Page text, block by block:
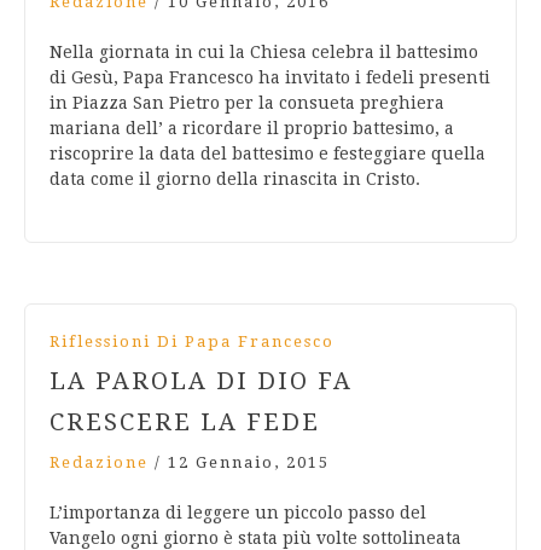
Nella giornata in cui la Chiesa celebra il battesimo
di Gesù, Papa Francesco ha invitato i fedeli presenti
in Piazza San Pietro per la consueta preghiera
mariana dell’ a ricordare il proprio battesimo, a
riscoprire la data del battesimo e festeggiare quella
data come il giorno della rinascita in Cristo.
Riflessioni Di Papa Francesco
LA PAROLA DI DIO FA
CRESCERE LA FEDE
Redazione / 12 Gennaio, 2015
L’importanza di leggere un piccolo passo del
Vangelo ogni giorno è stata più volte sottolineata